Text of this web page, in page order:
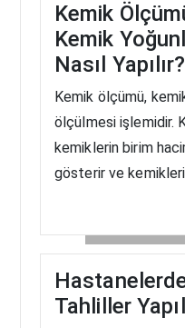
Kemik
Kemik
Nasıl Yapılır?
Kemik ölçümü,
ölçülmesi işlemidir.
kemiklerin birim
gösterir ve
Tahliller